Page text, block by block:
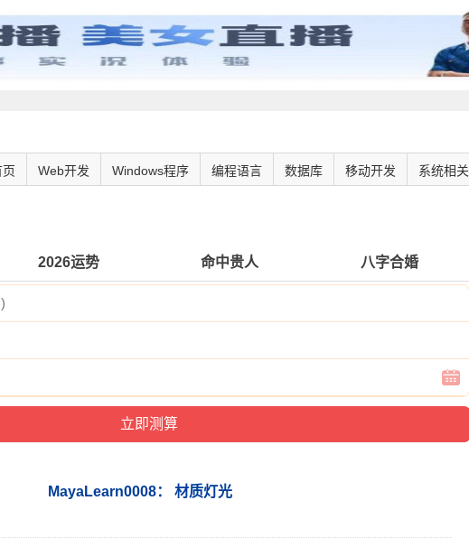
Web开发 Windows程序 编程语言 数据库 移动开发 系统相关
2026运势 命中贵人 八字合婚
MayaLearn0008： 材质灯光